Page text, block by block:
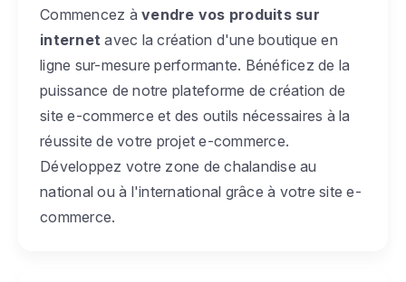
Commencez à vendre vos produits sur
internet avec la création d'une boutique en
ligne sur-mesure performante. Bénéficez de la
puissance de notre plateforme de création de
site e-commerce et des outils nécessaires à la
réussite de votre projet e-commerce.
Développez votre zone de chalandise au
national ou à l'international grâce à votre site e-
commerce.